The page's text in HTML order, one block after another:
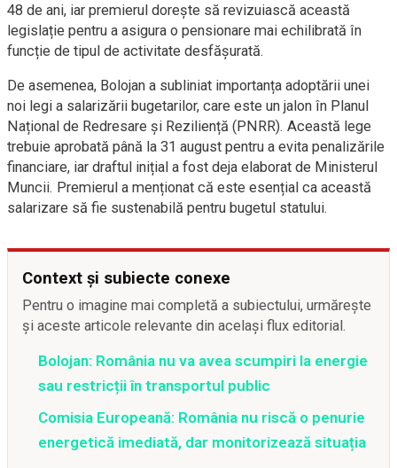
48 de ani, iar premierul dorește să revizuiască această
legislație pentru a asigura o pensionare mai echilibrată în
funcție de tipul de activitate desfășurată.
De asemenea, Bolojan a subliniat importanța adoptării unei
noi legi a salarizării bugetarilor, care este un jalon în Planul
Național de Redresare și Reziliență (PNRR). Această lege
trebuie aprobată până la 31 august pentru a evita penalizările
financiare, iar draftul inițial a fost deja elaborat de Ministerul
Muncii. Premierul a menționat că este esențial ca această
salarizare să fie sustenabilă pentru bugetul statului.
Context și subiecte conexe
Pentru o imagine mai completă a subiectului, urmărește
și aceste articole relevante din același flux editorial.
Bolojan: România nu va avea scumpiri la energie
sau restricții în transportul public
Comisia Europeană: România nu riscă o penurie
energetică imediată, dar monitorizează situația